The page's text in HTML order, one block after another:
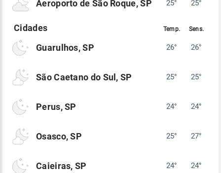
Aeroporto de São Roque, SP 25° 25°
Guarulhos, SP 26° 26°
São Caetano do Sul, SP 25° 25°
Perus, SP 24° 24°
Osasco, SP 25° 27°
Caieiras, SP 24° 24°